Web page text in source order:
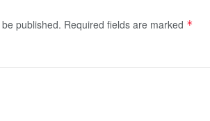
published. Required fields are marked *